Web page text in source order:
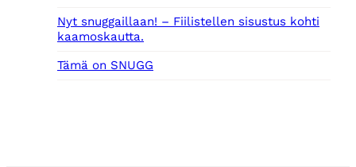
Nyt snuggaillaan! – Fiilistellen sisustus kohti
kaamoskautta.
Tämä on SNUGG